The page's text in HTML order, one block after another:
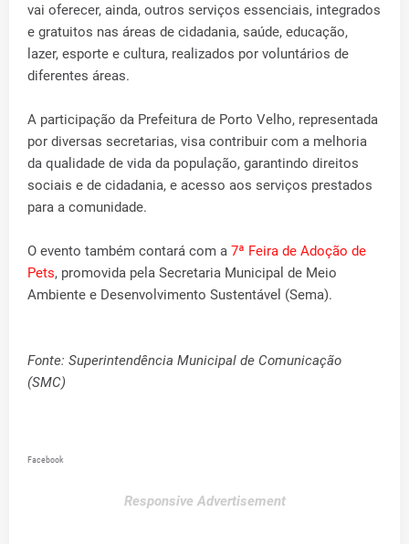
vai oferecer, ainda, outros serviços essenciais, integrados
e gratuitos nas áreas de cidadania, saúde, educação,
lazer, esporte e cultura, realizados por voluntários de
diferentes áreas.
A participação da Prefeitura de Porto Velho, representada
por diversas secretarias, visa contribuir com a melhoria
da qualidade de vida da população, garantindo direitos
sociais e de cidadania, e acesso aos serviços prestados
para a comunidade.
O evento também contará com a 7ª Feira de Adoção de
Pets, promovida pela Secretaria Municipal de Meio
Ambiente e Desenvolvimento Sustentável (Sema).
Fonte: Superintendência Municipal de Comunicação
(SMC)
Facebook
Responsive Advertisement